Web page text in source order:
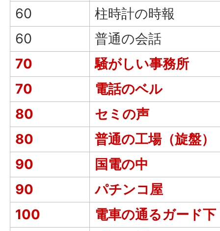
60
柱時計の時報
60
普通の会話
70
騒がしい事務所
70
電話のベル
80
セミの声
80
普通の工場（旋盤）
90
国電の中
90
パチンコ屋
100
電車の通るガード下